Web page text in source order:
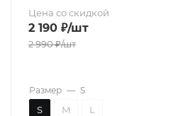
Цена со скидкой
2 190 ₽/шт
2 990₽/шт
Размер — S
S M L